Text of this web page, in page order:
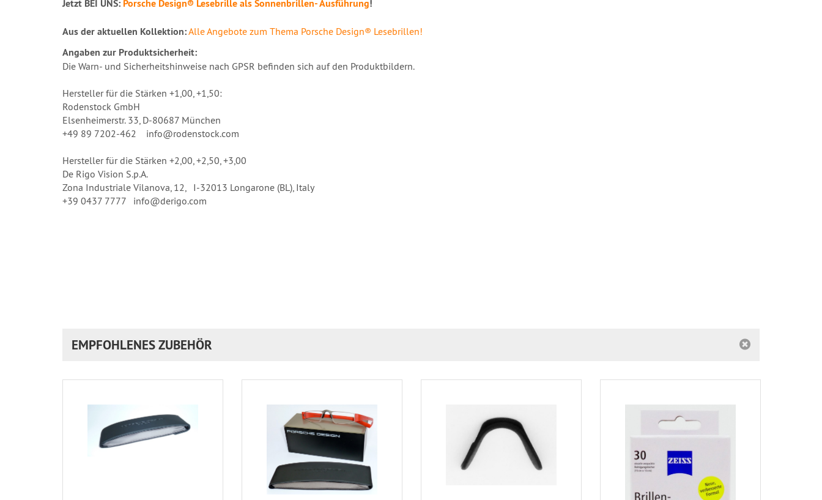
Jetzt BEI UNS: Porsche Design® Lesebrille als Sonnenbrillen- Ausführung!
Aus der aktuellen Kollektion:Alle Angebote zum Thema Porsche Design® Lesebrillen!
Angaben zur Produktsicherheit:
Die Warn- und Sicherheitshinweise nach GPSR befinden sich auf den Produktbildern.
Hersteller für die Stärken +1,00, +1,50:
Rodenstock GmbH
Elsenheimerstr. 33, D-80687 München
+49 89 7202-462 info@rodenstock.com
Hersteller für die Stärken +2,00, +2,50, +3,00
De Rigo Vision S.p.A.
Zona Industriale Vilanova, 12, I-32013 Longarone (BL), Italy
+39 0437 7777 info@derigo.com
EMPFOHLENES ZUBEHÖR